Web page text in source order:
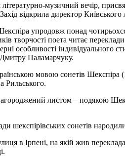
музичний вечір,
відкрила директор
упродовж понад
творчості поета читає
особливості індивідуального
Паламарчуку.
мовою сонетів Шекспіра
Рильського.
листом – подякою
сонетів
в Ірпені, на якій жив